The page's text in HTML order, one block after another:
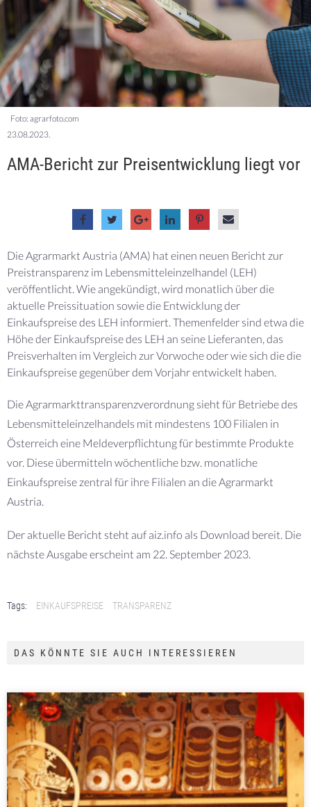
Foto: agrarfoto.com
23.08.2023.
AMA-Bericht zur Preisentwicklung liegt vor
Die Agrarmarkt Austria (AMA) hat einen neuen Bericht zur
Preistransparenz im Lebensmitteleinzelhandel (LEH)
veröffentlicht. Wie angekündigt, wird monatlich über die
aktuelle Preissituation sowie die Entwicklung der
Einkaufspreise des LEH informiert. Themenfelder sind etwa die
Höhe der Einkaufspreise des LEH an seine Lieferanten, das
Preisverhalten im Vergleich zur Vorwoche oder wie sich die die
Einkaufspreise gegenüber dem Vorjahr entwickelt haben.
Die Agrarmarkttransparenzverordnung sieht für Betriebe des
Lebensmitteleinzelhandels mit mindestens 100 Filialen in
Österreich eine Meldeverpflichtung für bestimmte Produkte
vor. Diese übermitteln wöchentliche bzw. monatliche
Einkaufspreise zentral für ihre Filialen an die Agrarmarkt
Austria.
Der aktuelle Bericht steht auf aiz.info als Download bereit. Die
nächste Ausgabe erscheint am 22. September 2023.
Tags: EINKAUFSPREISE TRANSPARENZ
DAS KÖNNTE SIE AUCH INTERESSIEREN